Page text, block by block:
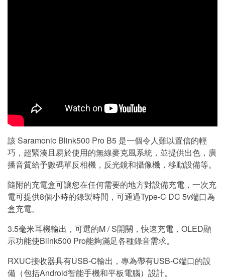
該 Saramonic Blink500 Pro B5 是一個令人難以置信的輕
巧，超緊湊且易於使用的無線麥克風系統，並提供出色，廣
播音質給予數碼單反相機，反光鏡和攝像機，移動設備等。
隨附的充電盒可讓您在任何需要的地方對設備充電，一次充
電可提供8個小時的錄製時間，可通過Type-C DC 5v端口為
盒充電。
3.5毫米耳機輸出，可選的M / S開關，快速充電，OLED顯
示功能使Blink500 Pro能夠滿足各種錄音需求。
RXUC接收器具有USB-C輸出，專為帶有USB-C端口的設
備（包括Android智能手機和平板電腦）設計。